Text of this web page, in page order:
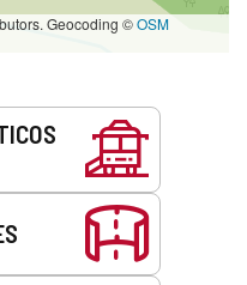
Geocoding ©OSM